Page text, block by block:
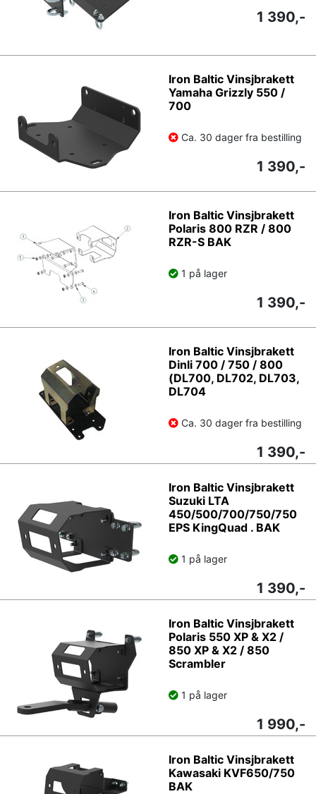
1 390,-
Iron Baltic Vinsjbrakett
Yamaha Grizzly 550 /
700
Ca. 30 dager fra bestilling
1 390,-
Iron Baltic Vinsjbrakett
Polaris 800 RZR / 800
RZR-S BAK
1 på lager
1 390,-
Iron Baltic Vinsjbrakett
Dinli 700 / 750 / 800
(DL700, DL702, DL703,
DL704
Ca. 30 dager fra bestilling
1 390,-
Iron Baltic Vinsjbrakett
Suzuki LTA
450/500/700/750/750
EPS KingQuad . BAK
1 på lager
1 390,-
Iron Baltic Vinsjbrakett
Polaris 550 XP & X2 /
850 XP & X2 / 850
Scrambler
1 på lager
1 990,-
Iron Baltic Vinsjbrakett
Kawasaki KVF650/750
BAK